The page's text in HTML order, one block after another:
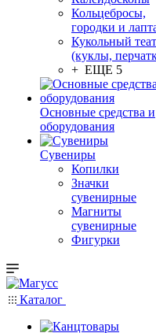
Кольцебросы,
городки и
Кукольный
(куклы,
+ ЕЩЕ 5
Основные средства и
оборудования
Сувениры
Копилки
Значки
сувенирные
Магниты
сувенирные
Фигурки
Каталог